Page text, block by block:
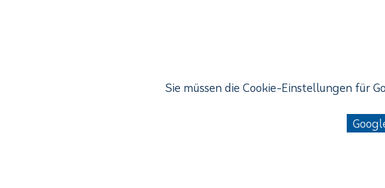
Sie müssen die Cookie-Einstellungen für